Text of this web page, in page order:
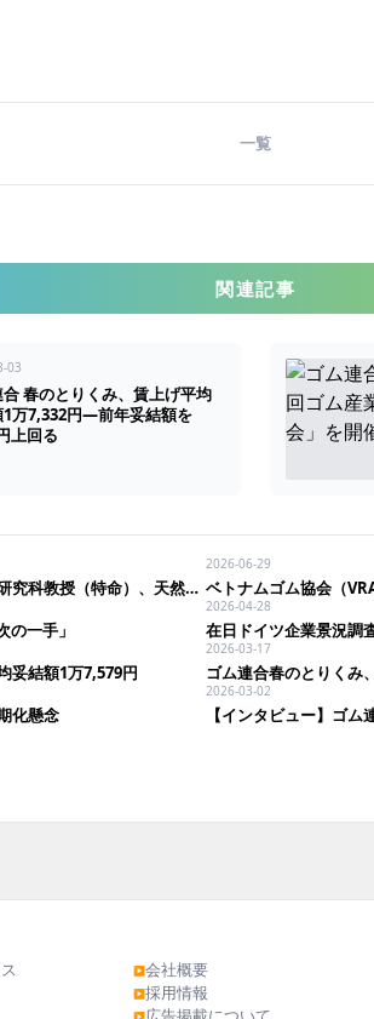
一覧
関連記事
03
合 春のとりくみ、賃上げ平均
1万7,332円―前年妥結額を
上回る
廣畑伸雄山口大学大学院技術経営研究科教授（特命）、天然ゴム生産地に変化 カンボジア・ミャンマー・ラオスでの生産に注目
2026-06-29
の一手」
2026-04-28
在日ドイツ企業景況調
妥結額1万7,579円
2026-03-17
ゴム連合春のとりくみ
化懸念
2026-03-02
【インタビュー】ゴ
▶会社概要
▶採用情報
▶